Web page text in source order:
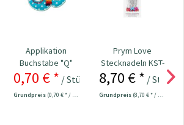
Applikation
Buchstabe "Q"
bunt
0,70 € * / Stück 0,85 € *
Grundpreis (0,70 € * / 1 Stück)
Prym Love
Stecknadeln KST-
Kopf 50 x 0,60...
8,70 € * / Stück
Grundpreis (8,70 € * / 1 Stück)